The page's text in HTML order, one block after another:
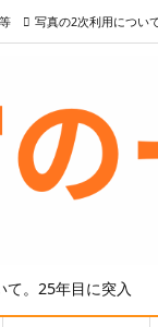
て。25年目に突入
写真の2次利用につい